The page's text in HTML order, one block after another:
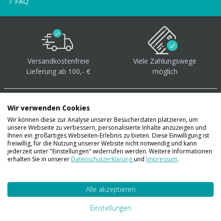
Versandkostenfreie
Lieferung ab 100,- €
Viele Zahlungswege
möglich
Über 40.000 Artikel auf
Lager
Wir verwenden Cookies
Wir können diese zur Analyse unserer Besucherdaten platzieren, um
unsere Webseite zu verbessern, personalisierte Inhalte anzuzeigen und
Ihnen ein großartiges Webseiten-Erlebnis zu bieten. Diese Einwilligung ist
freiwillig, für die Nutzung unserer Website nicht notwendig und kann
jederzeit unter "Einstellungen" widerrufen werden. Weitere Informationen
erhalten Sie in unserer Datenschutzerklärungund Impressum.
Alle akzeptieren
Einstellungen